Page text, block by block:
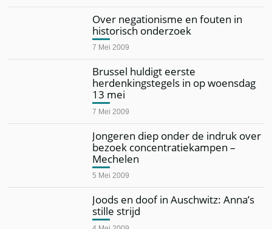
Over negationisme en fouten in
historisch onderzoek
7 Mei 2009
Brussel huldigt eerste
herdenkingstegels in op woensdag
13 mei
7 Mei 2009
Jongeren diep onder de indruk over
bezoek concentratiekampen –
Mechelen
5 Mei 2009
Joods en doof in Auschwitz: Anna’s
stille strijd